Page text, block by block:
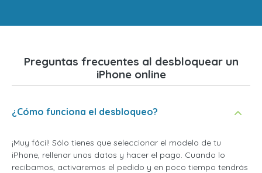
Preguntas frecuentes al desbloquear un
iPhone online
¿Cómo funciona el desbloqueo?
¡Muy fácil! Sólo tienes que seleccionar el modelo de tu
iPhone, rellenar unos datos y hacer el pago. Cuando lo
recibamos, activaremos el pedido y en poco tiempo tendrás